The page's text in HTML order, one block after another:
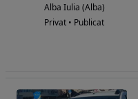
Alba Iulia (Alba)
Privat • Publicat